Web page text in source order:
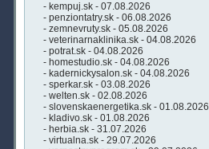
- kempuj.sk - 07.08.2026
- penziontatry.sk - 06.08.2026
- zemnevruty.sk - 05.08.2026
- veterinarnaklinika.sk - 04.08.2026
- potrat.sk - 04.08.2026
- homestudio.sk - 04.08.2026
- kadernickysalon.sk - 04.08.2026
- sperkar.sk - 03.08.2026
- welten.sk - 02.08.2026
- slovenskaenergetika.sk - 01.08.2026
- kladivo.sk - 01.08.2026
- herbia.sk - 31.07.2026
- virtualna.sk - 29.07.2026